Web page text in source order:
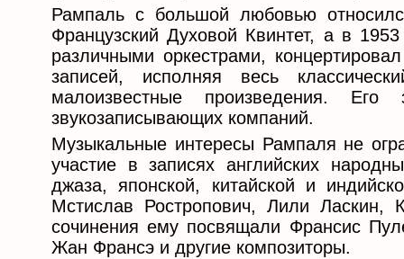
Рампаль с большой любовью
Французский Духовой Квинтет, а в
различными оркестрами,
записей, исполняя весь
малоизвестные произведения.
звукозаписывающих компаний.
Музыкальные интересы Рампаля не
участие в записях английских
джаза, японской, китайской и
Мстислав Ростропович, Лили
сочинения ему посвящали Франсис
Жан Франсэ и другие композиторы.